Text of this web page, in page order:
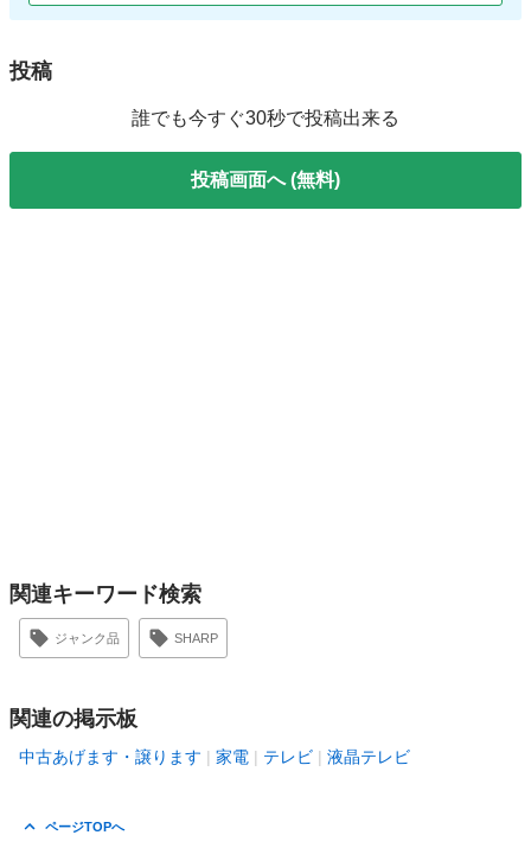
投稿
誰でも今すぐ30秒で投稿出来る
投稿画面へ (無料)
関連キーワード検索
ジャンク品 SHARP
関連の掲示板
中古あげます・譲ります 家電 テレビ 液晶テレビ
ページTOPへ